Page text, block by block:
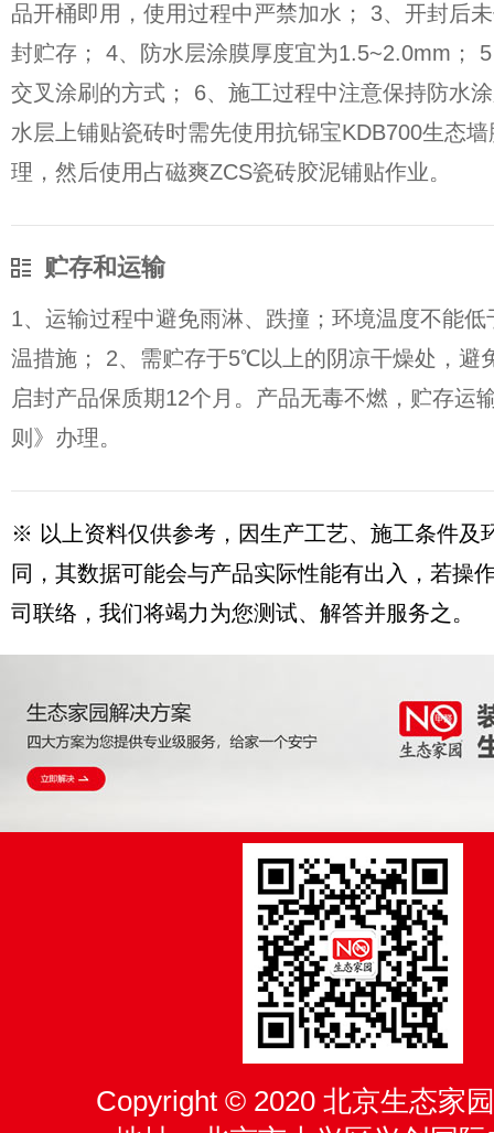
品开桶即用，使用过程中严禁加水； 3、开封后
封贮存； 4、防水层涂膜厚度宜为1.5~2.0mm；
交叉涂刷的方式； 6、施工过程中注意保持防水
水层上铺贴瓷砖时需先使用抗铞宝KDB700生态
理，然后使用占磁爽ZCS瓷砖胶泥铺贴作业。
贮存和运输
1、运输过程中避免雨淋、跌撞；环境温度不能
温措施； 2、需贮存于5℃以上的阴凉干燥处，避
启封产品保质期12个月。产品无毒不燃，贮存运
则》办理。
※ 以上资料仅供参考，因生产工艺、施工条件及
同，其数据可能会与产品实际性能有出入，若操
司联络，我们将竭力为您测试、解答并服务之。
Copyright © 2020 北京生态家